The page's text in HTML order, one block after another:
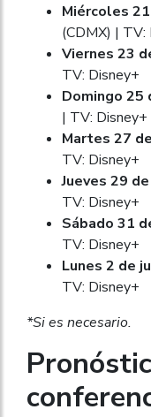
Miércoles
(CDMX) | TV:
Viernes 23
TV: Disney+
Domingo 25
| TV: Disney+
Martes 27
TV: Disney+
Jueves 29
TV: Disney+
Sábado 31
TV: Disney+
Lunes 2 de
TV: Disney+
*Si es necesario.